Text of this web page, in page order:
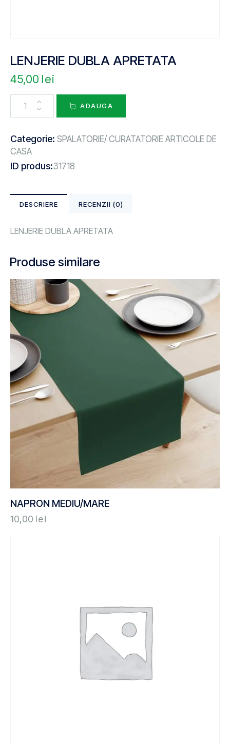
LENJERIE DUBLA APRETATA
45,00 lei
ADAUGA
Categorie: SPALATORIE/ CURATATORIE ARTICOLE DE
CASA
ID produs:31718
DESCRIERE RECENZII (0)
LENJERIE DUBLA APRETATA
Produse similare
NAPRON MEDIU/MARE
10,00 lei